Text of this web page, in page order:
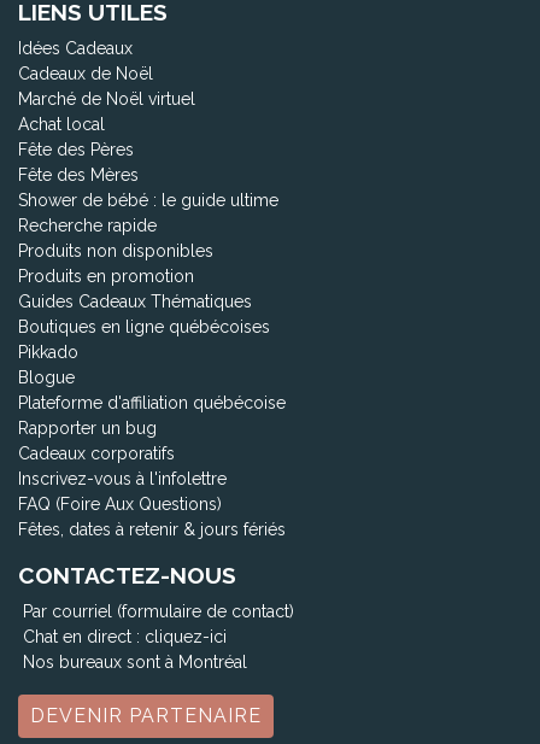
LIENS UTILES
Idées Cadeaux
Cadeaux de Noël
Marché de Noël virtuel
Achat local
Fête des Pères
Fête des Mères
Shower de bébé : le guide ultime
Recherche rapide
Produits non disponibles
Produits en promotion
Guides Cadeaux Thématiques
Boutiques en ligne québécoises
Pikkado
Blogue
Plateforme d'affiliation québécoise
Rapporter un bug
Cadeaux corporatifs
Inscrivez-vous à l'infolettre
FAQ (Foire Aux Questions)
Fêtes, dates à retenir & jours fériés
CONTACTEZ-NOUS
Par courriel (formulaire de contact)
Chat en direct : cliquez-ici
Nos bureaux sont à Montréal
DEVENIR PARTENAIRE